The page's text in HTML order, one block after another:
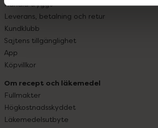
Handla tryggt
Leverans, betalning och retur
Kundklubb
Sajtens tillgänglighet
App
Köpvillkor
Om recept och läkemedel
Fullmakter
Högkostnadsskyddet
Läkemedelsutbyte